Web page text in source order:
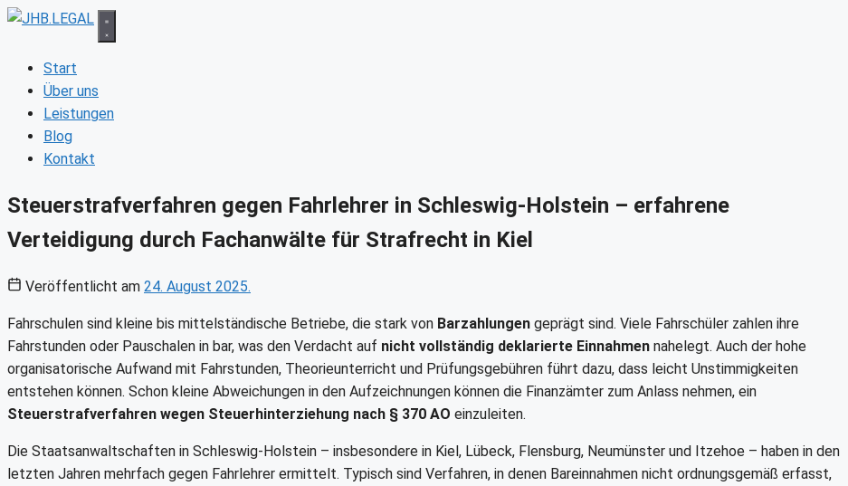
Zum
springenStart
Über uns
Leistungen
Blog
Kontakt
Steuerstrafverfahren gegen Fahrlehrer in Schleswig-Holstein – erfahrene
Verteidigung durch Fachanwälte für Strafrecht in Kiel
Veröffentlicht am 24. August 2025.
Fahrschulen sind kleine bis mittelständische Betriebe, die stark von Barzahlungen geprägt sind. Viele Fahrschüler zahlen ihre
Fahrstunden oder Pauschalen in bar, was den Verdacht auf nicht vollständig deklarierte Einnahmen nahelegt. Auch der hohe
organisatorische Aufwand mit Fahrstunden, Theorieunterricht und Prüfungsgebühren führt dazu, dass leicht Unstimmigkeiten
entstehen können. Schon kleine Abweichungen in den Aufzeichnungen können die Finanzämter zum Anlass nehmen, ein
Steuerstrafverfahren wegen Steuerhinterziehung nach § 370 AO einzuleiten.
Die Staatsanwaltschaften in Schleswig-Holstein – insbesondere in Kiel, Lübeck, Flensburg, Neumünster und Itzehoe – haben in den
letzten Jahren mehrfach gegen Fahrlehrer ermittelt. Typisch sind Verfahren, in denen Bareinnahmen nicht ordnungsgemäß erfasst,